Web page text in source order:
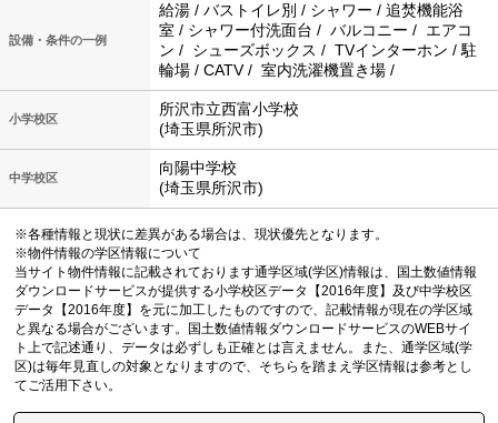
設備・条件の一例
給湯 / バストイレ別 / シャワー / 追焚機能浴
室 / シャワー付洗面台 / バルコニー / エアコ
ン / シューズボックス / TVインターホン / 駐
輪場 / CATV / 室内洗濯機置き場 /
小学校区
所沢市立西富小学校
(埼玉県所沢市)
中学校区
向陽中学校
(埼玉県所沢市)
※各種情報と現状に差異がある場合は、現状優先となります。
※物件情報の学区情報について
当サイト物件情報に記載されております通学区域(学区)情報は、国土数値情報
ダウンロードサービスが提供する小学校区データ【2016年度】及び中学校区
データ【2016年度】を元に加工したものですので、記載情報が現在の学区域
と異なる場合がございます。国土数値情報ダウンロードサービスのWEBサイ
ト上で記述通り、データは必ずしも正確とは言えません。また、通学区域(学
区)は毎年見直しの対象となりますので、そちらを踏まえ学区情報は参考とし
てご活用下さい。